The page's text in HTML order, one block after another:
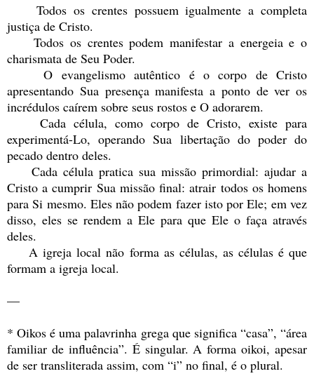
Todos os crentes possuem igualmente a completa
justiça de Cristo.
Todos os crentes podem manifestar a energeia e o
charismata de Seu Poder.
O evangelismo autêntico é o corpo de Cristo
apresentando Sua presença manifesta a ponto de ver os
incrédulos caírem sobre seus rostos e O adorarem.
Cada célula, como corpo de Cristo, existe para
experimentá-Lo, operando Sua libertação do poder do
pecado dentro deles.
Cada célula pratica sua missão primordial: ajudar a
Cristo a cumprir Sua missão final: atrair todos os homens
para Si mesmo. Eles não podem fazer isto por Ele; em vez
disso, eles se rendem a Ele para que Ele o faça através
deles.
A igreja local não forma as células, as células é que
formam a igreja local.
—
* Oikos é uma palavrinha grega que significa “casa”, “área
familiar de influência”. É singular. A forma oikoi, apesar
de ser transliterada assim, com “i” no final, é o plural.